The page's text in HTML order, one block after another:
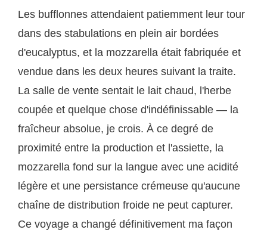
Les bufflonnes attendaient patiemment leur tour
dans des stabulations en plein air bordées
d'eucalyptus, et la mozzarella était fabriquée et
vendue dans les deux heures suivant la traite.
La salle de vente sentait le lait chaud, l'herbe
coupée et quelque chose d'indéfinissable — la
fraîcheur absolue, je crois. À ce degré de
proximité entre la production et l'assiette, la
mozzarella fond sur la langue avec une acidité
légère et une persistance crémeuse qu'aucune
chaîne de distribution froide ne peut capturer.
Ce voyage a changé définitivement ma façon